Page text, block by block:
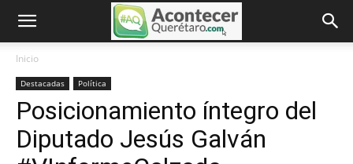
Inicio
Destacadas Política
Posicionamiento íntegro del
Diputado Jesús Galván